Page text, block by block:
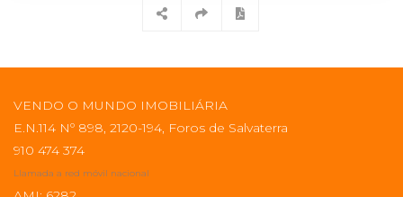
VENDO O MUNDO IMOBILIÁRIA
E.N.114 Nº 898, 2120-194, Foros de Salvaterra
910 474 374
Llamada a red móvil nacional